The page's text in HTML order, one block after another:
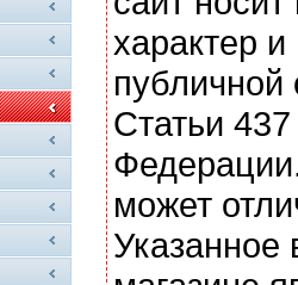
характер
Статьи
может